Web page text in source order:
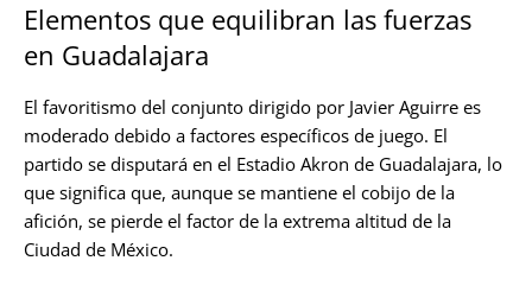
Elementos que equilibran las fuerzas
en Guadalajara
El favoritismo del conjunto dirigido por Javier Aguirre es
moderado debido a factores específicos de juego. El
partido se disputará en el Estadio Akron de Guadalajara, lo
que significa que, aunque se mantiene el cobijo de la
afición, se pierde el factor de la extrema altitud de la
Ciudad de México.